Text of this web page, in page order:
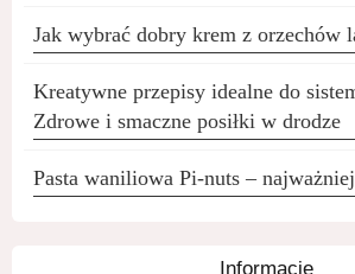
Jak wybrać dobry krem z orzechów
Kreatywne przepisy idealne do
Zdrowe i smaczne posiłki w drodze
Pasta waniliowa Pi-nuts –
Informacje